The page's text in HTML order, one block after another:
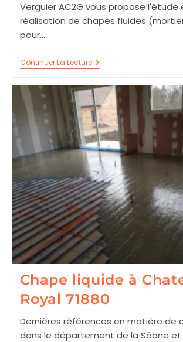
Verguier AC2G vous propose l'étude
réalisation de chapes fluides
pour…
Continuer La LectureChape
Liquide
St
Rémy
71100
Chape liquide à
Royal 71880
Dernières références en matière de
dans le département de la Sâone et